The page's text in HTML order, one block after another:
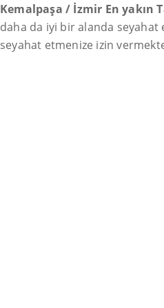
Kemalpaşa / İzmir En yakın
daha da iyi bir alanda seyahat
seyahat etmenize izin